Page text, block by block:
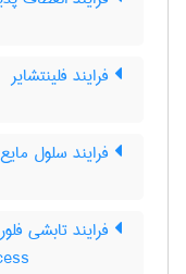
فرایند فلینتشایر
فرایند سلول مایع
فرایند تابشی